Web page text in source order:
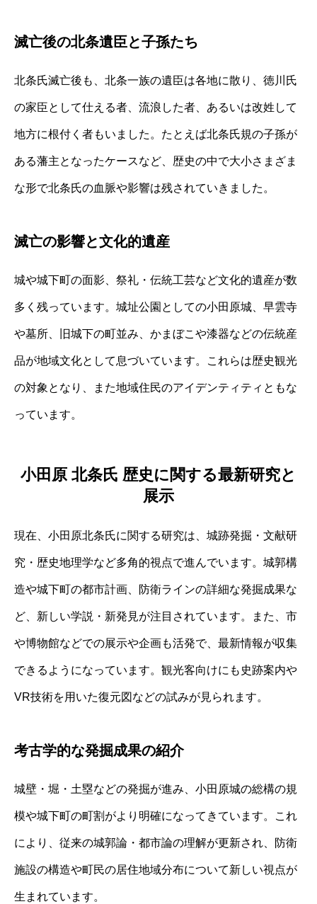
滅亡後の北条遺臣と子孫たち
北条氏滅亡後も、北条一族の遺臣は各地に散り、徳川氏
の家臣として仕える者、流浪した者、あるいは改姓して
地方に根付く者もいました。たとえば北条氏規の子孫が
ある藩主となったケースなど、歴史の中で大小さまざま
な形で北条氏の血脈や影響は残されていきました。
滅亡の影響と文化的遺産
城や城下町の面影、祭礼・伝統工芸など文化的遺産が数
多く残っています。城址公園としての小田原城、早雲寺
や墓所、旧城下の町並み、かまぼこや漆器などの伝統産
品が地域文化として息づいています。これらは歴史観光
の対象となり、また地域住民のアイデンティティともな
っています。
小田原 北条氏 歴史に関する最新研究と
展示
現在、小田原北条氏に関する研究は、城跡発掘・文献研
究・歴史地理学など多角的視点で進んでいます。城郭構
造や城下町の都市計画、防衛ラインの詳細な発掘成果な
ど、新しい学説・新発見が注目されています。また、市
や博物館などでの展示や企画も活発で、最新情報が収集
できるようになっています。観光客向けにも史跡案内や
VR技術を用いた復元図などの試みが見られます。
考古学的な発掘成果の紹介
城壁・堀・土塁などの発掘が進み、小田原城の総構の規
模や城下町の町割がより明確になってきています。これ
により、従来の城郭論・都市論の理解が更新され、防衛
施設の構造や町民の居住地域分布について新しい視点が
生まれています。